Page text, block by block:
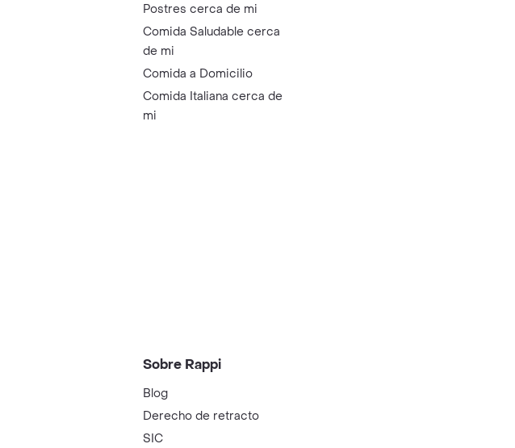
Postres cerca de mi
Comida Saludable cerca
de mi
Comida a Domicilio
Comida Italiana cerca de
mi
Sobre Rappi
Blog
Derecho de retracto
SIC